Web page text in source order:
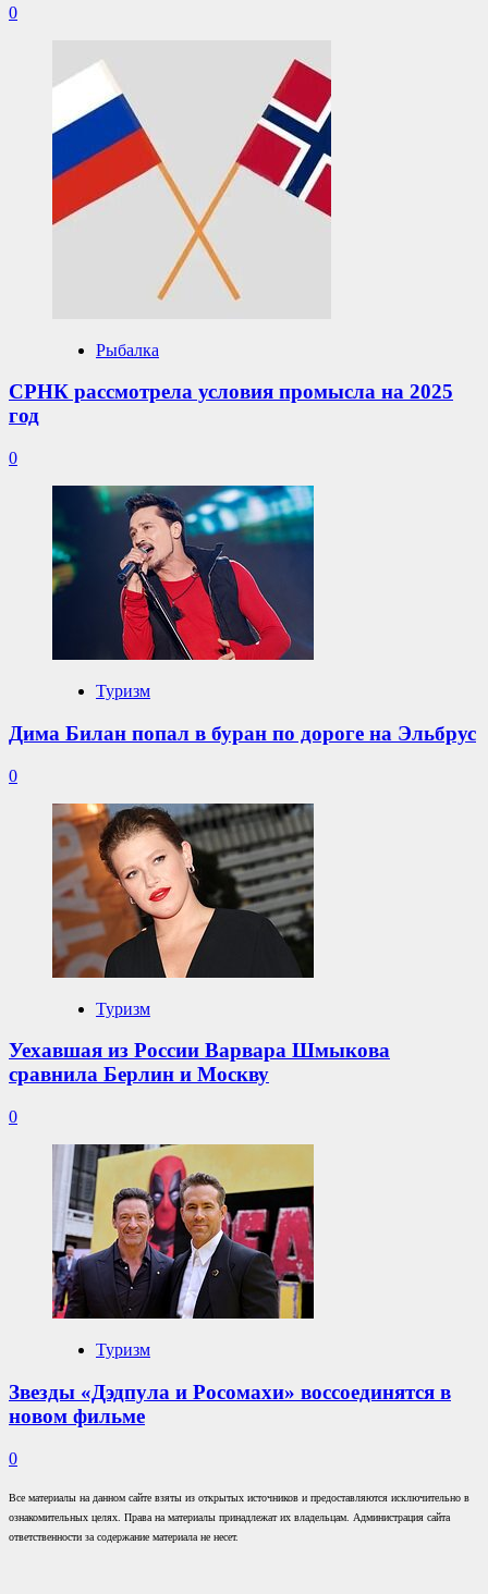
0
Рыбалка
СРНК рассмотрела условия промысла на 2025
год
0
Туризм
Дима Билан попал в буран по дороге на Эльбрус
0
Туризм
Уехавшая из России Варвара Шмыкова
сравнила Берлин и Москву
0
Туризм
Звезды «Дэдпула и Росомахи» воссоединятся в
новом фильме
0
Все материалы на данном сайте взяты из открытых источников и предоставляются исключительно в
ознакомительных целях. Права на материалы принадлежат их владельцам. Администрация сайта
ответственности за содержание материала не несет.